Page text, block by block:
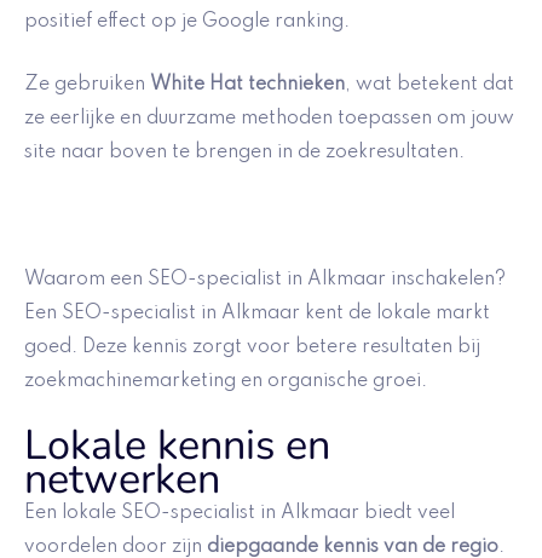
positief effect op je Google ranking.
Ze gebruiken White Hat technieken, wat betekent dat
ze eerlijke en duurzame methoden toepassen om jouw
site naar boven te brengen in de zoekresultaten.
Waarom een SEO-specialist in Alkmaar inschakelen?
Een SEO-specialist in Alkmaar kent de lokale markt
goed. Deze kennis zorgt voor betere resultaten bij
zoekmachinemarketing en organische groei.
Lokale kennis en
netwerken
Een lokale SEO-specialist in Alkmaar biedt veel
voordelen door zijn diepgaande kennis van de regio.